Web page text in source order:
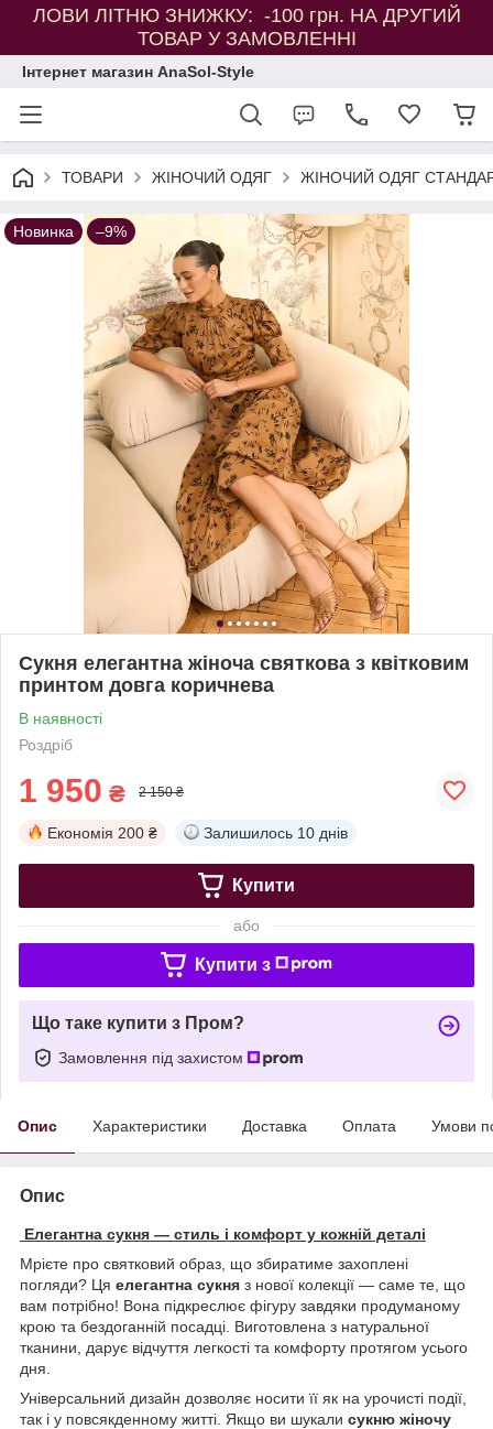
ЛОВИ ЛІТНЮ ЗНИЖКУ: -100 грн. НА ДРУГИЙ
ТОВАР У ЗАМОВЛЕННІ
Інтернет магазин AnaSol-Style
ТОВАРИ ЖІНОЧИЙ ОДЯГ ЖІНОЧИЙ ОДЯГ
Новинка –9%
Сукня елегантна жіноча святкова з квітковим
принтом довга коричнева
В наявності
Роздріб
1 950 ₴ 2 150 ₴
Економія 200 ₴ Залишилось 10 днів
Купити
або
Купити з
Що таке купити з Пром?
Замовлення під захистом
Опис Характеристики Доставка Оплата Умови
Опис
Елегантна сукня — стиль і комфорт у кожній деталі
Мрієте про святковий образ, що збиратиме захоплені
погляди? Ця елегантна сукня з нової колекції — саме те, що
вам потрібно! Вона підкреслює фігуру завдяки продуманому
крою та бездоганній посадці. Виготовлена з натуральної
тканини, дарує відчуття легкості та комфорту протягом усього
дня.
Універсальний дизайн дозволяє носити її як на урочисті події,
так і у повсякденному житті. Якщо ви шукали сукню жіночу